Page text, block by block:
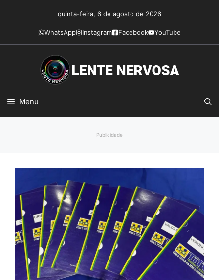
conteúdo
quinta-feira, 6 de agosto de 2026
WhatsApp Instagram Facebook YouTube
Menu
Publicidade